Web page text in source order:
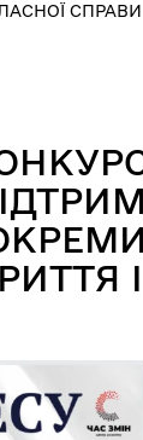
СПРАВИ
І